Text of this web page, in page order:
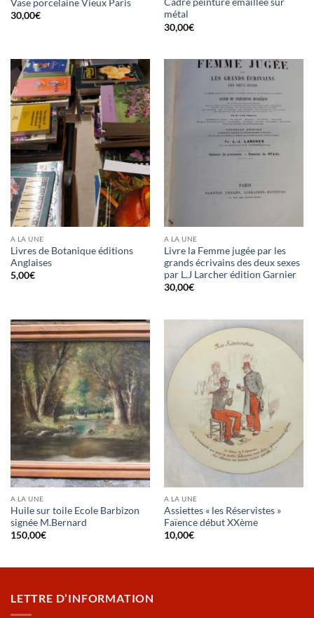
Vase porcelaine Vieux Paris
30,00€
Cadre peinture émaillée sur
métal
30,00€
A LA UNE
Livres de Botanique éditions
Anglaises
5,00€
A LA UNE
Livre la Femme jugée par les
grands écrivains des deux sexes
par L.J Larcher édition Garnier
30,00€
A LA UNE
Huile sur toile Ecole Barbizon
signée M.Bernard
150,00€
A LA UNE
Assiettes « les Réservistes »
Faïence début XXème
10,00€
LETTRE D’INFORMATION